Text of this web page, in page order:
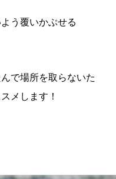
う覆いかぶせる
で場所を取らないた
メします！